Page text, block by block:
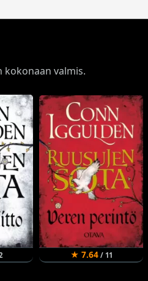
kokonaan valmis.
★ 7.64/ 11